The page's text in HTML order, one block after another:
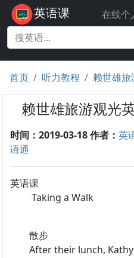
英语课 在线个
首页 听力教程 赖世雄旅
赖世雄旅游观光
时间：2019-03-18作者： 英
语通
英语课
Taking a Walk
散步
After their lunch, Kathy